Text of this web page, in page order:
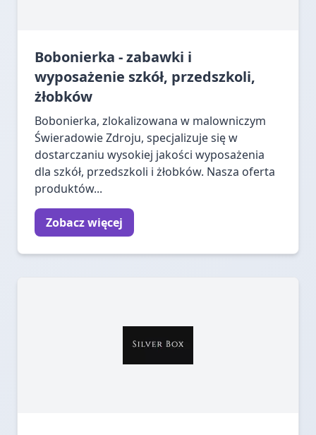
Bobonierka - zabawki i
wyposażenie szkół, przedszkoli,
żłobków
Bobonierka, zlokalizowana w malowniczym
Świeradowie Zdroju, specjalizuje się w
dostarczaniu wysokiej jakości wyposażenia
dla szkół, przedszkoli i żłobków. Nasza oferta
produktów...
Zobacz więcej